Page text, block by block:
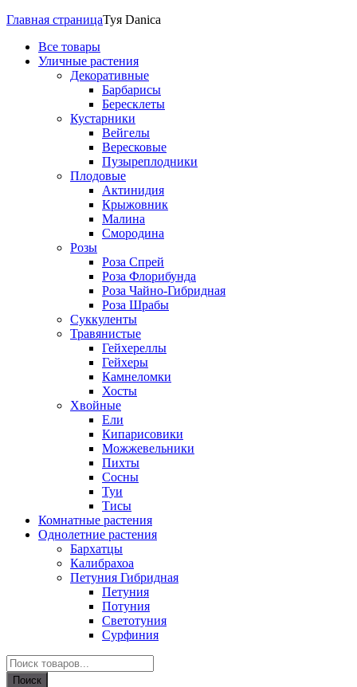
Главная страницаТуя Danica
Все товары
Уличные растения
Декоративные
Барбарисы
Бересклеты
Кустарники
Вейгелы
Вересковые
Пузыреплодники
Плодовые
Актинидия
Крыжовник
Малина
Смородина
Розы
Роза Спрей
Роза Флорибунда
Роза Чайно-Гибридная
Роза Шрабы
Суккуленты
Травянистые
Гейхереллы
Гейхеры
Камнеломки
Хосты
Хвойные
Ели
Кипарисовики
Можжевельники
Пихты
Сосны
Туи
Тисы
Комнатные растения
Однолетние растения
Бархатцы
Калибрахоа
Петуния Гибридная
Петуния
Потуния
Светотуния
Сурфиния
Поиск
товаров
Поиск